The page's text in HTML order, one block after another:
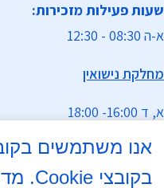
שעות פעילות מזכירות:
א-ה 08:30 - 12:30
מחלקת נישואין
א, ד 16:00- 18:00
ימי שישי וערבי חג : בתיאום
בטלפון
בקובצי Cookie.